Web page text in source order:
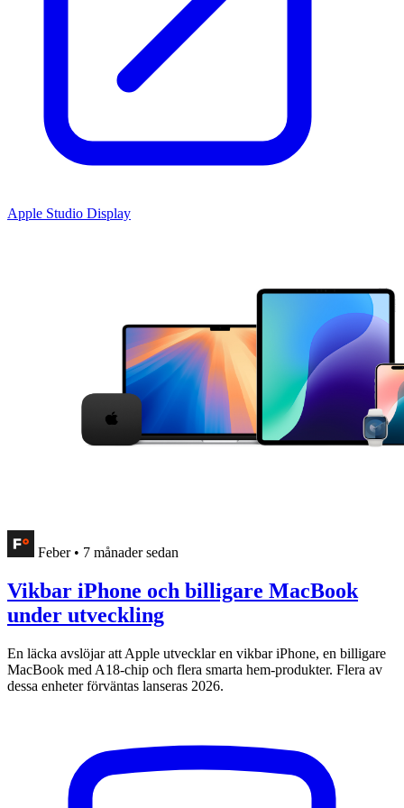
Apple Studio Display
Feber • 7 månader sedan
Vikbar iPhone och billigare MacBook
under utveckling
En läcka avslöjar att Apple utvecklar en vikbar iPhone, en billigare
MacBook med A18-chip och flera smarta hem-produkter. Flera av
dessa enheter förväntas lanseras 2026.